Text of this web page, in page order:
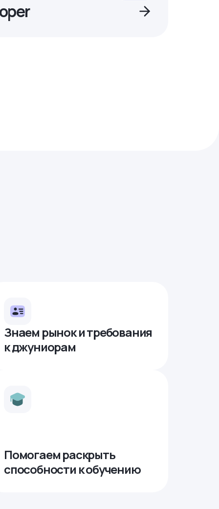
Знаем рынок и требования
к джуниорам
Помогаем раскрыть
способности к обучению